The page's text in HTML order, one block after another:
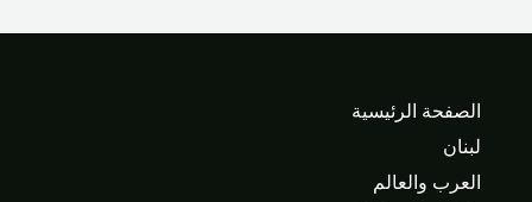
الصفحة الرئيسية
لبنان
العرب والعالم